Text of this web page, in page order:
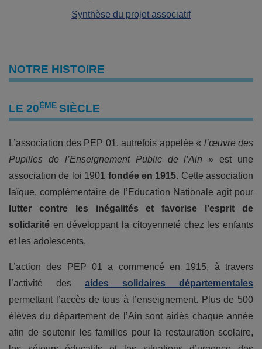
Synthèse du projet associatif
NOTRE HISTOIRE
LE 20ÈME SIÈCLE
L’association des PEP 01, autrefois appelée « l’œuvre des
Pupilles de l’Enseignement Public de l’Ain » est une
association de loi 1901 fondée en 1915. Cette association
laïque, complémentaire de l’Education Nationale agit pour
lutter contre les inégalités et favorise l’esprit de
solidarité en développant la citoyenneté chez les enfants
et les adolescents.
L’action des PEP 01 a commencé en 1915, à travers
l’activité des aides solidaires départementales
permettant l’accès de tous à l’enseignement. Plus de 500
élèves du département de l’Ain sont aidés chaque année
afin de soutenir les familles pour la restauration scolaire,